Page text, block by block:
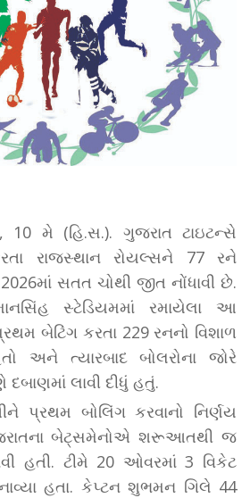
10 મે (હિ.સ.). ગુજરાત ટાઇટન્સે
રાજસ્થાન રોયલ્સને 77 રને
સતત ચોથી જીત નોંધાવી છે.
સ્ટેડિયમમાં રમાયેલા આ
બેટિંગ કરતા 229 રનનો વિશાળ
અને ત્યારબાદ બોલરોના જોરે
લાવી દીધું હતું.
પ્રથમ બોલિંગ કરવાનો નિર્ણય
બેટ્સમેનોએ શરૂઆતથી જ
હતી. ટીમે 20 ઓવરમાં 3 વિકેટ
હતા. કેપ્ટન શુભમન ગિલે 44